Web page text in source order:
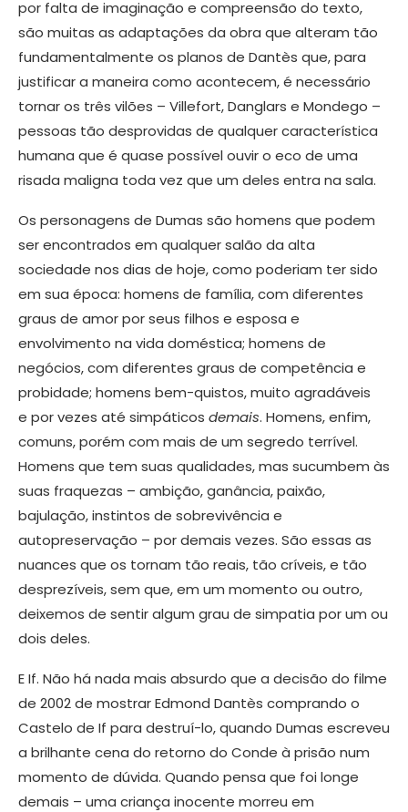
por falta de imaginação e compreensão do texto,
são muitas as adaptações da obra que alteram tão
fundamentalmente os planos de Dantès que, para
justificar a maneira como acontecem, é necessário
tornar os três vilões – Villefort, Danglars e Mondego –
pessoas tão desprovidas de qualquer característica
humana que é quase possível ouvir o eco de uma
risada maligna toda vez que um deles entra na sala.
Os personagens de Dumas são homens que podem
ser encontrados em qualquer salão da alta
sociedade nos dias de hoje, como poderiam ter sido
em sua época: homens de família, com diferentes
graus de amor por seus filhos e esposa e
envolvimento na vida doméstica; homens de
negócios, com diferentes graus de competência e
probidade; homens bem-quistos, muito agradáveis
e por vezes até simpáticos demais. Homens, enfim,
comuns, porém com mais de um segredo terrível.
Homens que tem suas qualidades, mas sucumbem às
suas fraquezas – ambição, ganância, paixão,
bajulação, instintos de sobrevivência e
autopreservação – por demais vezes. São essas as
nuances que os tornam tão reais, tão críveis, e tão
desprezíveis, sem que, em um momento ou outro,
deixemos de sentir algum grau de simpatia por um ou
dois deles.
​E If. Não há nada mais absurdo que a decisão do filme
de 2002 de mostrar Edmond Dantès comprando o
Castelo de If para destruí-lo, quando Dumas escreveu
a brilhante cena do retorno do Conde à prisão num
momento de dúvida. Quando pensa que foi longe
demais – uma criança inocente morreu em